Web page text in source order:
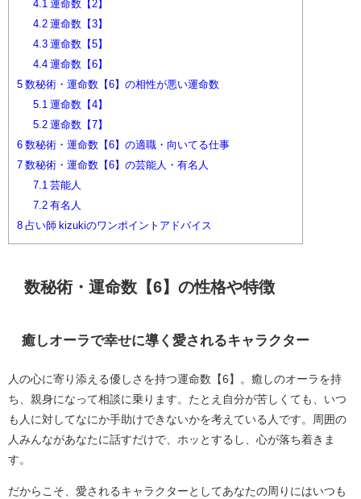
4.1 運命数【2】
4.2運命数【3】
4.3運命数【5】
4.4運命数【6】
5 数秘術・運命数【6】の相性が悪い運命数
5.1 運命数【4】
5.2運命数【7】
6 数秘術・運命数【6】の適職・向いてる仕事
7 数秘術・運命数【6】の芸能人・有名人
7.1 芸能人
7.2有名人
8 占い師 kizukiのワンポイントアドバイス
数秘術・運命数【6】の性格や特徴
癒しオーラで幸せに導く愛されるキャラクター
人の心に寄り添える優しさを持つ運命数【6】。癒しのオーラを持
ち、親身になって相談に乗ります。たとえ自分が苦しくても、いつ
も人に対してなにか手助けできないかを考えている人です。周囲の
人みんながあなたに話すだけで、ホッとするし、心が落ち着きま
す。
だからこそ、愛されるキャラクターとしてあなたの周りにはいつも